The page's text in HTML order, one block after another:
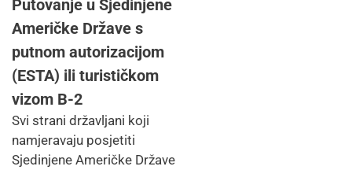
Putovanje u Sjedinjene
Američke Države s
putnom autorizacijom
(ESTA) ili turističkom
vizom B-2
Svi strani državljani koji
namjeravaju posjetiti
Sjedinjene Američke Države